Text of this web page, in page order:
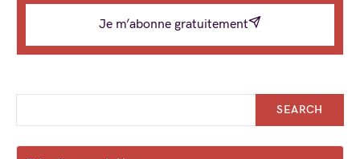
Je m’abonne gratuitement
SEARCH